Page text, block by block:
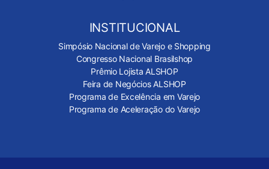
INSTITUCIONAL
Simpósio Nacional de Varejo e Shopping
Congresso Nacional Brasilshop
Prêmio Lojista ALSHOP
Feira de Negócios ALSHOP
Programa de Excelência em Varejo
Programa de Aceleração do Varejo